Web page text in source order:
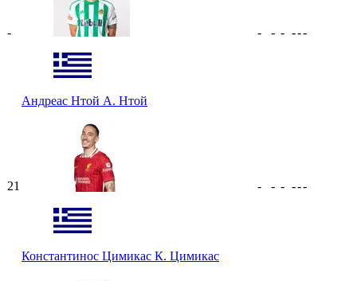
-
Андреас Нтой А. Нтой
- - - ---
21
Константинос Цимикас К. Цимикас
- - - ---